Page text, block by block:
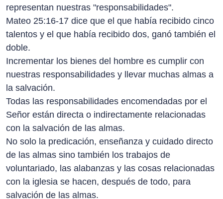
representan nuestras "responsabilidades".
Mateo 25:16-17 dice que el que había recibido cinco
talentos y el que había recibido dos, ganó también el
doble.
Incrementar los bienes del hombre es cumplir con
nuestras responsabilidades y llevar muchas almas a
la salvación.
Todas las responsabilidades encomendadas por el
Señor están directa o indirectamente relacionadas
con la salvación de las almas.
No solo la predicación, enseñanza y cuidado directo
de las almas sino también los trabajos de
voluntariado, las alabanzas y las cosas relacionadas
con la iglesia se hacen, después de todo, para
salvación de las almas.